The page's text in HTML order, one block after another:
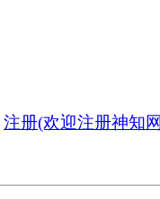
注册(欢迎注册神知